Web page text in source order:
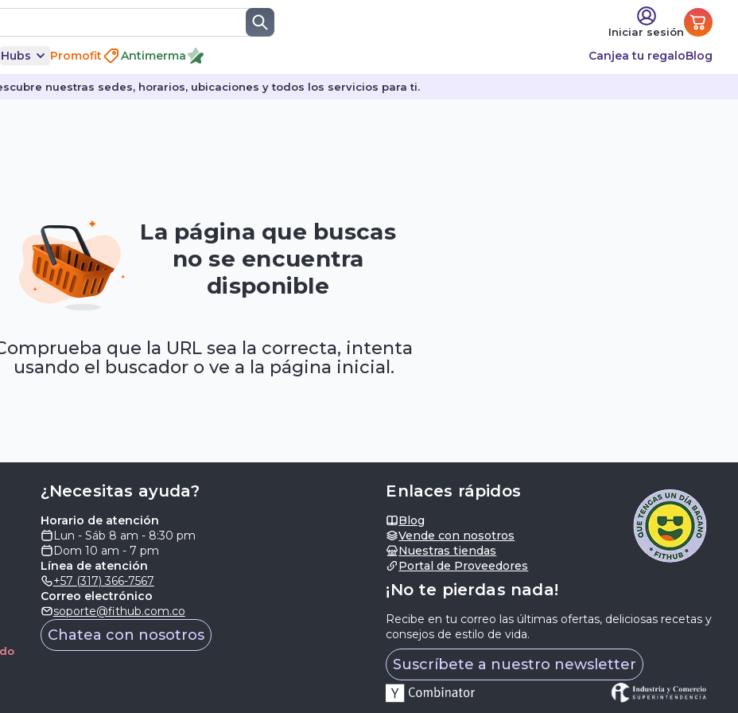
Iniciar sesión
Hubs Promofit Antimerma Canjea tu regaloBlog
nuestras sedes, horarios, ubicaciones y todos los servicios para ti.
La página que buscas
no se encuentra
disponible
que la URL sea la correcta, intenta
usando el buscador o ve a la página inicial.
Enlaces rápidos
Blog
Vende con nosotros
Nuestras tiendas
Portal de Proveedores
¡No te pierdas nada!
Recibe en tu correo las últimas ofertas, deliciosas recetas y
consejos de estilo de vida.
Suscríbete a nuestro newsletter
¿Necesitas ayuda?
Horario de atención
Lun - Sáb 8 am - 8:30 pm
Dom 10 am - 7 pm
Línea de atención
+57 (317) 366-7567
Correo electrónico
soporte@fithub.com.co
Chatea con nosotros